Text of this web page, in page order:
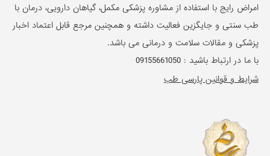
امراض رایج با استفاده از مشاوره پزشکی مکمل، گیاهان دارویی، درمان با
طب سنتی و جایگزین فعالیت داشته و همچنین مرجع قابل اعتماد اخبار
پزشکی و مقالات سلامت و درمانی می باشد.
با ما در ارتباط باشید :09155661050
شرایط و قوانین پارسی طب